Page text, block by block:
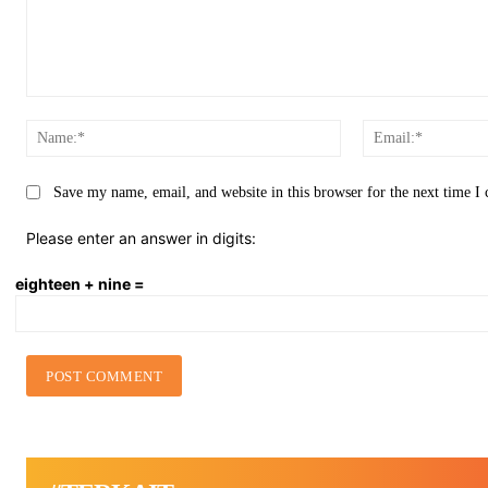
Name:*
Save my name, email, and website in this browser for the next time I
Please enter an answer in digits:
eighteen + nine =